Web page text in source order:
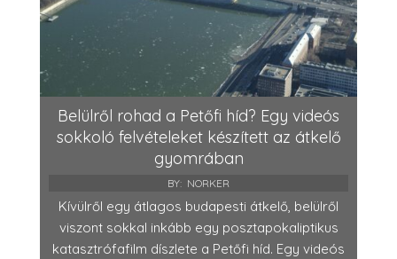
Belülről rohad a Petőfi híd? Egy videós
sokkoló felvételeket készített az átkelő
gyomrában
BY: NORKER
Kívülről egy átlagos budapesti átkelő, belülről
viszont sokkal inkább egy posztapokaliptikus
katasztrófafilm díszlete a Petőfi híd. Egy videós